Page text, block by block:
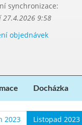
synchronizace:
27.4.2026 9:58
objednávek
Docházka
2023 Listopad 2023